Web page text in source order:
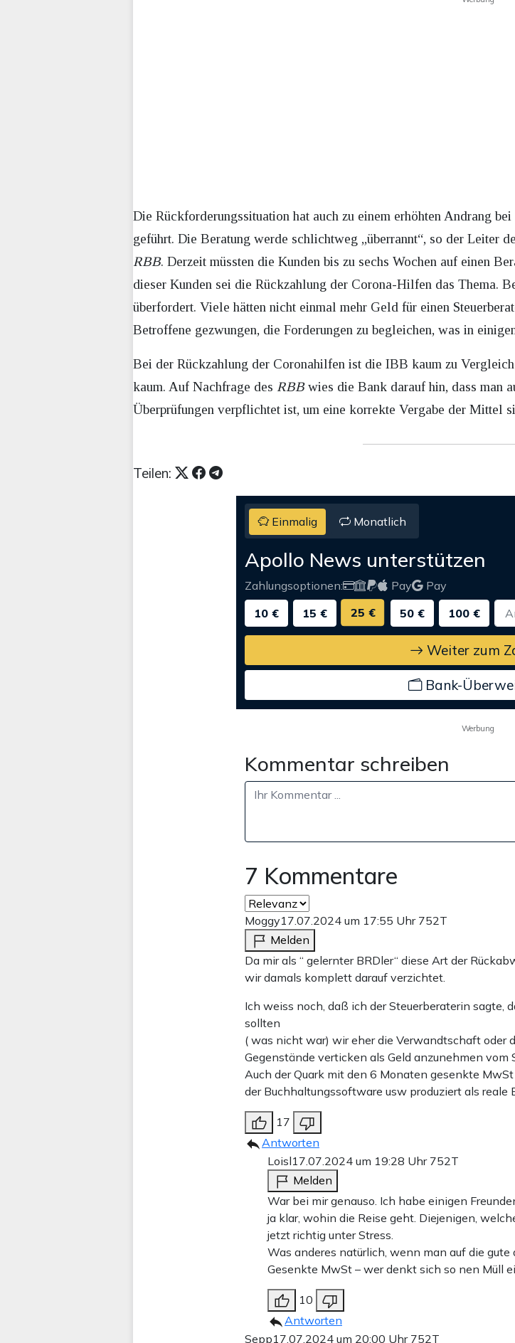
Die Rückforderungssituation hat auch zu einem erhöhten Andrang
geführt. Die Beratung werde schlichtweg „überrannt“, so der Leiter
RBB. Derzeit müssten die Kunden bis zu sechs Wochen auf einen
dieser Kunden sei die Rückzahlung der Corona-Hilfen das Thema.
überfordert. Viele hätten nicht einmal mehr Geld für einen
Betroffene gezwungen, die Forderungen zu begleichen, was in
Bei der Rückzahlung der Coronahilfen ist die IBB kaum zu
kaum. Auf Nachfrage des RBBwies die Bank darauf hin, dass man
Überprüfungen verpflichtet ist, um eine korrekte Vergabe der Mittel
Teilen:
Einmalig Monatlich
Apollo News unterstützen
Zahlungsoptionen: Pay
Pay
10 €
15 € 25 € 50 € 100 €
Weiter zum
Bank-
Werbung
Kommentar schreiben
7 Kommentare
Moggy17.07.2024 um 17:55 Uhr 752T
Melden
Da mir als “ gelernter BRDler“ diese Art der
wir damals komplett darauf verzichtet.
Ich weiss noch, daß ich der Steuerberaterin sagte,
sollten
( was nicht war) wir eher die Verwandtschaft oder
Gegenstände verticken als Geld anzunehmen vom
Auch der Quark mit den 6 Monaten gesenkte
der Buchhaltungssoftware usw produziert als reale
17
Antworten
Loisl17.07.2024 um 19:28 Uhr 752T
Melden
War bei mir genauso. Ich habe einigen
ja klar, wohin die Reise geht. Diejenigen,
jetzt richtig unter Stress.
Was anderes natürlich, wenn man auf die
Gesenkte MwSt – wer denkt sich so nen Müll
10
Antworten
Sepp17.07.2024 um 20:00 Uhr 752T